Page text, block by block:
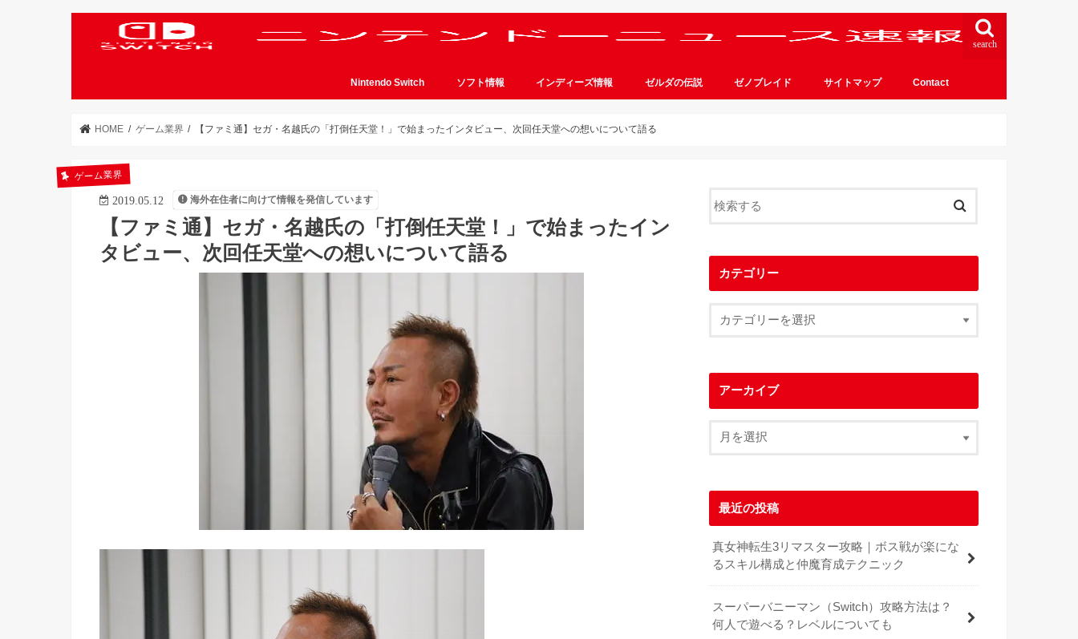
search
Nintendo Switch ソフト情報 インディーズ情報 ゼルダの伝説 ゼノブレイド サイトマップ Contact
HOME ゲーム業界 【ファミ通】セガ・名越氏の「打倒任天堂！」で始まったインタビュー、次回任天堂への想いについて語る
ゲーム業界
2019.05.12 海外在住者に向けて情報を発信しています
【ファミ通】セガ・名越氏の「打倒任天堂！」で始まったイン
タビュー、次回任天堂への想いについて語る
カテゴリー
アーカイブ
最近の投稿
真女神転生3リマスター攻略｜ボス戦が楽にな
るスキル構成と仲魔育成テクニック
スーパーバニーマン（Switch）攻略方法は？
何人で遊べる？レベルについても